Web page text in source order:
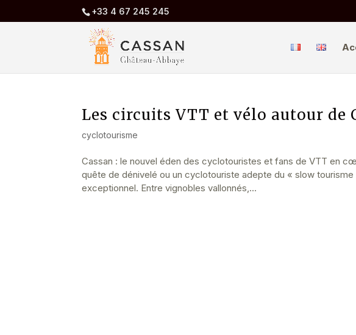
+33 4 67 245 245
Les circuits VTT et vélo autour de
cyclotourisme
Cassan : le nouvel éden des cyclotouristes et fans de VTT en
quête de dénivelé ou un cyclotouriste adepte du « slow
exceptionnel. Entre vignobles vallonnés,...